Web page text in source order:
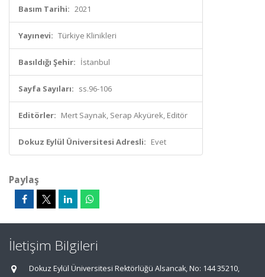
Basım Tarihi: 2021
Yayınevi: Türkiye Klinikleri
Basıldığı Şehir: İstanbul
Sayfa Sayıları: ss.96-106
Editörler: Mert Saynak, Serap Akyürek, Editör
Dokuz Eylül Üniversitesi Adresli: Evet
Paylaş
İletişim Bilgileri
Dokuz Eylül Üniversitesi Rektörlüğü Alsancak, No: 144 35210,